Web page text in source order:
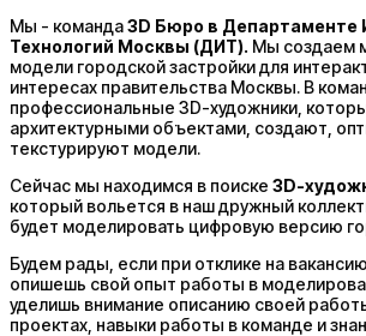
Мы - команда3D Бюро в
Технологий Москвы (ДИТ). Мы создаем
модели городской застройки для
интересах правительства Москвы. В
профессиональные 3D-художники,
архитектурными объектами, создают,
текстурируют модели.
Сейчас мы находимся в поиске 3D-
который вольется в наш дружный
будет моделировать цифровую версию
Будем рады, если при отклике на
опишешь свой опыт работы в
уделишь внимание описанию своей
проектах, навыки работы в команде и